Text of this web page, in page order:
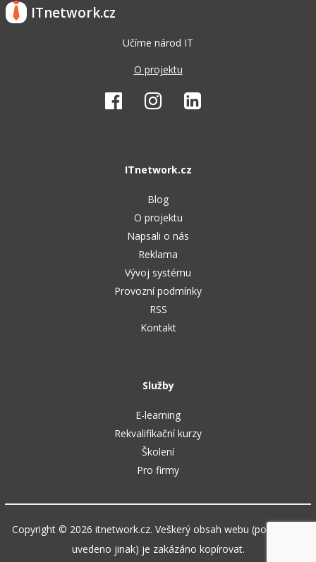
ITnetwork.cz
Učíme národ IT
O projektu
ITnetwork.cz
Blog
O projektu
Napsali o nás
Reklama
Vývoj systému
Provozní podmínky
RSS
Kontakt
Služby
E-learning
Rekvalifikační kurzy
Školení
Pro firmy
Copyright © 2026 itnetwork.cz. Veškerý obsah webu (pokud není
uvedeno jinak) je zakázáno kopírovat.